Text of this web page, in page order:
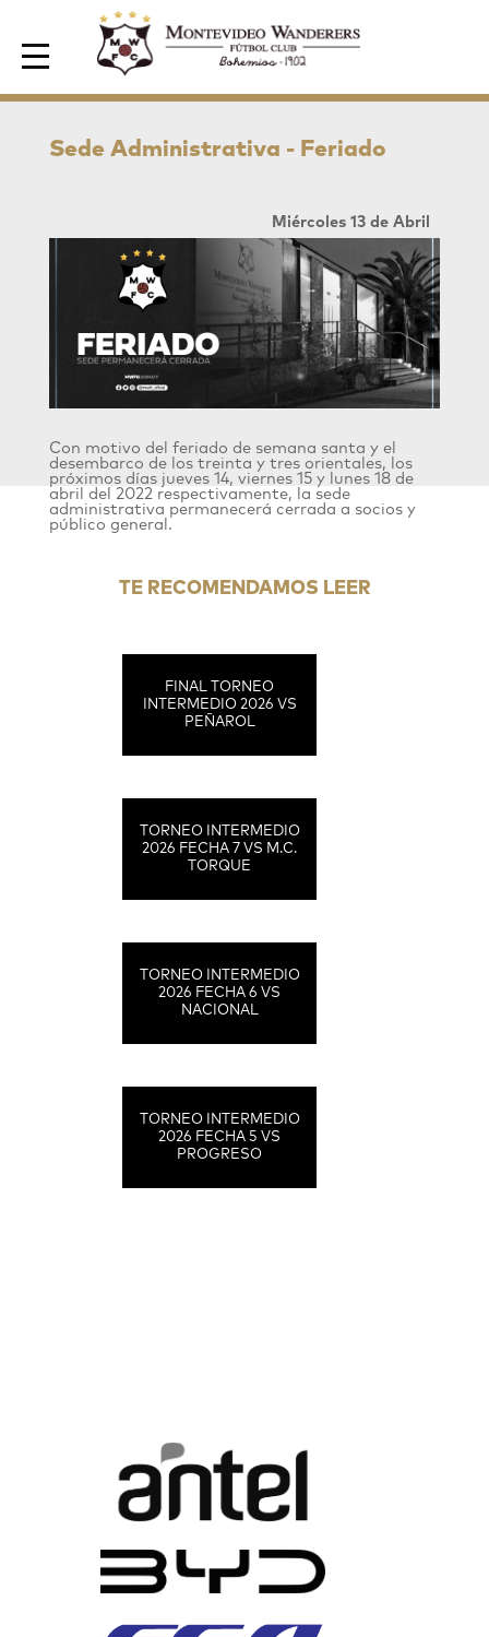
Area de Socios
Sede Administrativa - Feriado
Miércoles 13 de Abril
Con motivo del feriado de semana santa y el
desembarco de los treinta y tres orientales, los
próximos días jueves 14, viernes 15 y lunes 18 de
abril del 2022 respectivamente, la sede
administrativa permanecerá cerrada a socios y
público general.
TE RECOMENDAMOS LEER
FINAL TORNEO
INTERMEDIO 2026 VS
PEÑAROL
TORNEO INTERMEDIO
2026 FECHA 7 VS M.C.
TORQUE
TORNEO INTERMEDIO
2026 FECHA 6 VS
NACIONAL
TORNEO INTERMEDIO
2026 FECHA 5 VS
PROGRESO